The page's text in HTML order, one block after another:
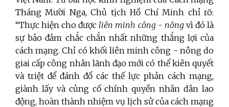
Tháng Mười Nga, Chủ tịch Hồ Chí Minh chỉ rõ:
“Thực hiện cho được liên minh công - nôngvì đó là
sự bảo đảm chắc chắn nhất những thắng lợi của
cách mạng. Chỉ có khối liên minh công - nông do
giai cấp công nhân lãnh đạo mới có thể kiên quyết
và triệt để đánh đổ các thế lực phản cách mạng,
giành lấy và củng cố chính quyền nhân dân lao
động, hoàn thành nhiệm vụ lịch sử của cách mạng